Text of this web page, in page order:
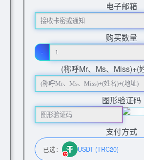
电子邮箱
购买数量
-
(称呼Mr、Ms、Miss)+(
图形验证码
支付方式
已选： USDT-(TRC20)